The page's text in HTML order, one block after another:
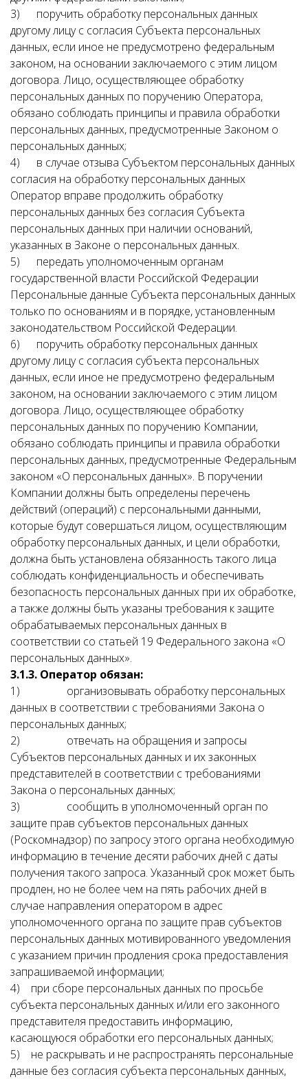
3) поручить обработку персональных данных
другому лицу с согласия Субъекта персональных
данных, если иное не предусмотрено федеральным
законом, на основании заключаемого с этим лицом
договора. Лицо, осуществляющее обработку
персональных данных по поручению Оператора,
обязано соблюдать принципы и правила обработки
персональных данных, предусмотренные Законом о
персональных данных;
4) в случае отзыва Субъектом персональных данных
согласия на обработку персональных данных
Оператор вправе продолжить обработку
персональных данных без согласия Субъекта
персональных данных при наличии оснований,
указанных в Законе о персональных данных.
5) передать уполномоченным органам
государственной власти Российской Федерации
Персональные данные Субъекта персональных данных
только по основаниям и в порядке, установленным
законодательством Российской Федерации.
6) поручить обработку персональных данных
другому лицу с согласия субъекта персональных
данных, если иное не предусмотрено федеральным
законом, на основании заключаемого с этим лицом
договора. Лицо, осуществляющее обработку
персональных данных по поручению Компании,
обязано соблюдать принципы и правила обработки
персональных данных, предусмотренные Федеральным
законом «О персональных данных». В поручении
Компании должны быть определены перечень
действий (операций) с персональными данными,
которые будут совершаться лицом, осуществляющим
обработку персональных данных, и цели обработки,
должна быть установлена обязанность такого лица
соблюдать конфиденциальность и обеспечивать
безопасность персональных данных при их обработке,
а также должны быть указаны требования к защите
обрабатываемых персональных данных в
соответствии со статьей 19 Федерального закона «О
персональных данных».
3.1.3. Оператор обязан:
1) организовывать обработку персональных
данных в соответствии с требованиями Закона о
персональных данных;
2) отвечать на обращения и запросы
Субъектов персональных данных и их законных
представителей в соответствии с требованиями
Закона о персональных данных;
3) сообщить в уполномоченный орган по
защите прав субъектов персональных данных
(Роскомнадзор) по запросу этого органа необходимую
информацию в течение десяти рабочих дней с даты
получения такого запроса. Указанный срок может быть
продлен, но не более чем на пять рабочих дней в
случае направления оператором в адрес
уполномоченного органа по защите прав субъектов
персональных данных мотивированного уведомления
с указанием причин продления срока предоставления
запрашиваемой информации;
4) при сборе персональных данных по просьбе
субъекта персональных данных и/или его законного
представителя предоставить информацию,
касающуюся обработки его персональных данных;
5) не раскрывать и не распространять персональные
данные без согласия субъекта персональных данных,